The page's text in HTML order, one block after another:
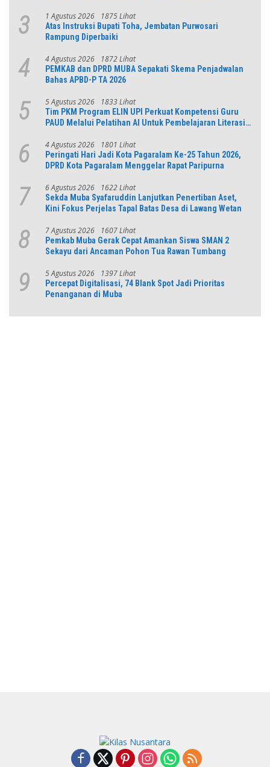
3 1 Agustus 2026 1875 Lihat
Atas Instruksi Bupati Toha, Jembatan Purwosari
Rampung Diperbaiki
4 4 Agustus 2026 1872 Lihat
PEMKAB dan DPRD MUBA Sepakati Skema Penjadwalan
Bahas APBD-P TA 2026
5 5 Agustus 2026 1833 Lihat
Tim PKM Program ELIN UPI Perkuat Kompetensi Guru
PAUD Melalui Pelatihan AI Untuk Pembelajaran Literasi
6 4 Agustus 2026 1801 Lihat
Peringati Hari Jadi Kota Pagaralam Ke-25 Tahun 2026,
DPRD Kota Pagaralam Menggelar Rapat Paripurna
7 6 Agustus 2026 1622 Lihat
Sekda Muba Syafaruddin Lanjutkan Penertiban Aset,
Kini Fokus Perjelas Tapal Batas Desa di Lawang Wetan
8 7 Agustus 2026 1607 Lihat
Pemkab Muba Gerak Cepat Amankan Siswa SMAN 2
Sekayu dari Ancaman Pohon Tua Rawan Tumbang
9 5 Agustus 2026 1397 Lihat
Percepat Digitalisasi, 74 Blank Spot Jadi Prioritas
Penanganan di Muba